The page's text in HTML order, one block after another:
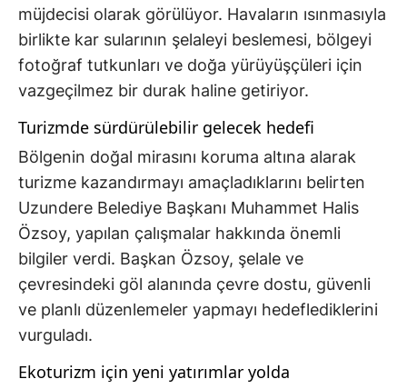
müjdecisi olarak görülüyor. Havaların ısınmasıyla
birlikte kar sularının şelaleyi beslemesi, bölgeyi
fotoğraf tutkunları ve doğa yürüyüşçüleri için
vazgeçilmez bir durak haline getiriyor.
Turizmde sürdürülebilir gelecek hedefi
Bölgenin doğal mirasını koruma altına alarak
turizme kazandırmayı amaçladıklarını belirten
Uzundere Belediye Başkanı Muhammet Halis
Özsoy, yapılan çalışmalar hakkında önemli
bilgiler verdi. Başkan Özsoy, şelale ve
çevresindeki göl alanında çevre dostu, güvenli
ve planlı düzenlemeler yapmayı hedeflediklerini
vurguladı.
Ekoturizm için yeni yatırımlar yolda